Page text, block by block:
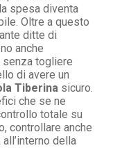
spesa diventa
Oltre a questo
ditte di
anche
togliere
di avere un
Tiberina sicuro.
che se ne
totale su
controllare anche
della